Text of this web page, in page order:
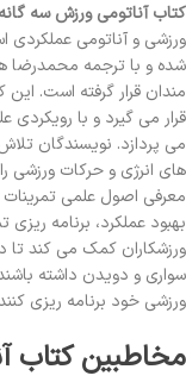
کتاب آناتومی ورزش سه گانه
ورزشی و آناتومی
شده و با ترجمه محمدرضا
مندان قرار گرفته است.
قرار می گیرد و با
می پردازد. نویسندگان
های انرژی و حرکات ورزشی
معرفی اصول علمی تمرینات
بهبود عملکرد، برنامه
ورزشکاران کمک می کند تا
سواری و دویدن داشته
ورزشی خود برنامه ریزی
مخاطبین کتاب